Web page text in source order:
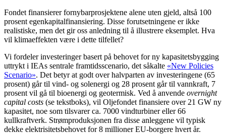
Fondet finansierer fornybarprosjektene alene uten gjeld, altså 100
prosent egenkapitalfinansiering. Disse forutsetningene er ikke
realistiske, men det gir oss anledning til å illustrere eksemplet. Hva
vil klimaeffekten være i dette tilfellet?
Vi fordeler investeringer basert på behovet for ny kapasitetsbygging
uttrykt i IEAs sentrale framtidsscenario, det såkalte «New Policies
Scenario». Det betyr at godt over halvparten av investeringene (65
prosent) går til vind- og solenergi og 28 prosent går til vannkraft, 7
prosent vil gå til bioenergi og geotermisk. Ved å anvende overnight
capital costs (se tekstboks), vil Oljefondet finansiere over 21 GW ny
kapasitet, noe som tilsvarer ca. 7000 vindturbiner eller 66
kullkraftverk. Strømproduksjonen fra disse anleggene vil typisk
dekke elektrisitetsbehovet for 8 millioner EU-borgere hvert år.